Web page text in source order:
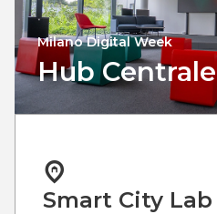
Milano Digital Week
Hub Centrale
Smart City Lab